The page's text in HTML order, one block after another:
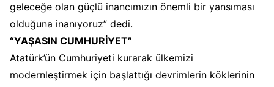
geleceğe olan güçlü inancımızın önemli bir yansıması
olduğuna inanıyoruz” dedi.
“YAŞASIN CUMHURİYET”
Atatürk’ün Cumhuriyeti kurarak ülkemizi
modernleştirmek için başlattığı devrimlerin köklerinin